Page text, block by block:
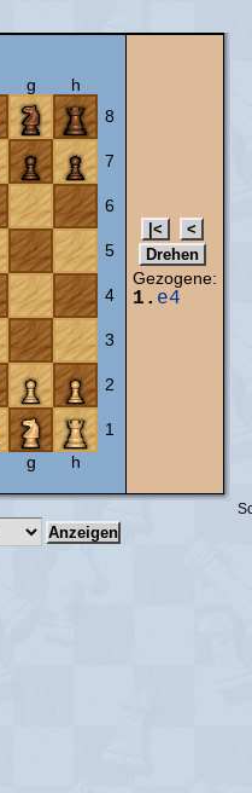
g
h
8
7
6
5
4
3
2
1
g h
Gezogene:
1. e4